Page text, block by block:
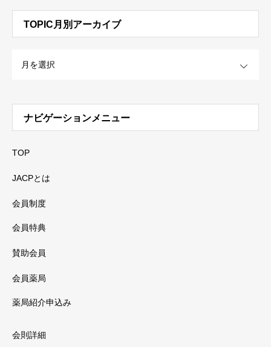
TOPIC月別アーカイブ
ナビゲーションメニュー
TOP
JACPとは
会員制度
会員特典
賛助会員
会員薬局
薬局紹介申込み
会則詳細